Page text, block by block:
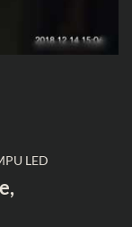
LED